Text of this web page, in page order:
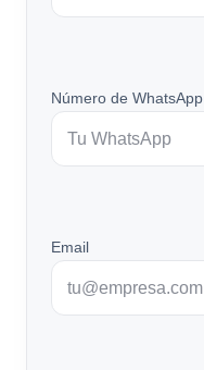
Número de WhatsApp
Email